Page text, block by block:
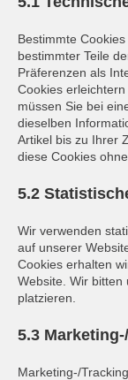
Bestimmte
bestimmter Teile
Präferenzen als
Cookies
müssen Sie bei
dieselben
Artikel bis zu Ihrer
diese Cookies
5.2
Wir verwenden
auf unserer
Cookies erhalten
Website. Wir bitten
platzieren.
5.3
Marketing-/